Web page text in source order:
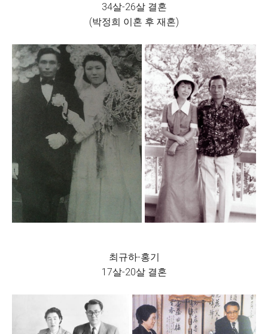
34살-26살 결혼
(박정희 이혼 후 재혼)
최규하-홍기
17살-20살 결혼